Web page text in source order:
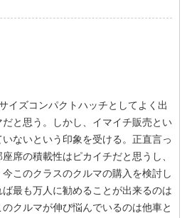
イズコンパクトハッチとしてよく出
と思う。しかし、イマイチ販売とい
ないという印象を受ける。正直言っ
席の積載性はピカイチだと思うし、
このクラスのクルマの購入を検討し
最も万人に勧めることが出来るのは
クルマが伸び悩んでいるのは他車と